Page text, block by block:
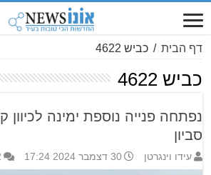
דף הבית / כביש 4622
כביש 4622
נפתחה פנייה נוספת ימינה לכיוון
סביון
עידו וינגרטן 30 דצמבר 2024 17:24